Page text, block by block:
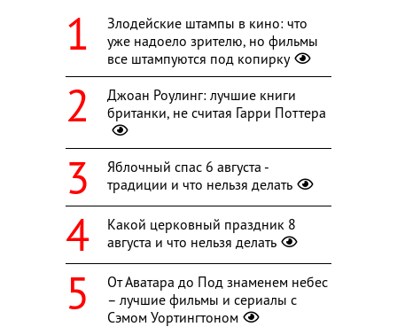
Злодейские штампы в кино: что
уже надоело зрителю, но фильмы
все штампуются под копирку
Джоан Роулинг: лучшие книги
британки, не считая Гарри Поттера
Яблочный спас 6 августа -
традиции и что нельзя делать
Какой церковный праздник 8
августа и что нельзя делать
От Аватара до Под знаменем небес
– лучшие фильмы и сериалы с
Сэмом Уортингтоном